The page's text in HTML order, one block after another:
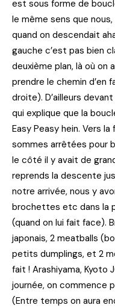
est sous forme de
le même sens que
quand on descendait
gauche c’est pas bien
deuxième plan, là où on
prendre le chemin d’en
droite). D’ailleurs
qui explique que la
Easy Peasy hein. Vers
sommes arrêtées pour
le côté il y avait de
reprends la descente
notre arrivée, nous y
brochettes etc dans la
(quand on lui fait face).
japonais, 2 meatballs
petits dumplings, et 2
fait ! Arashiyama, Kyoto
journée, on commence
(Entre temps on aura